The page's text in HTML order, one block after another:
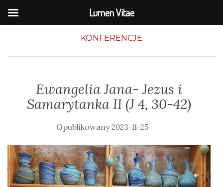
KONFERENCJE
Ewangelia Jana- Jezus i
Samarytanka II (J 4, 30-42)
2023-11-25
Lumen Vitae